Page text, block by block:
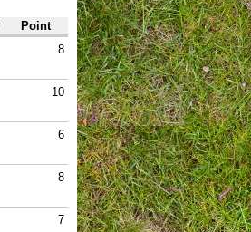
Point
8
10
6
8
7